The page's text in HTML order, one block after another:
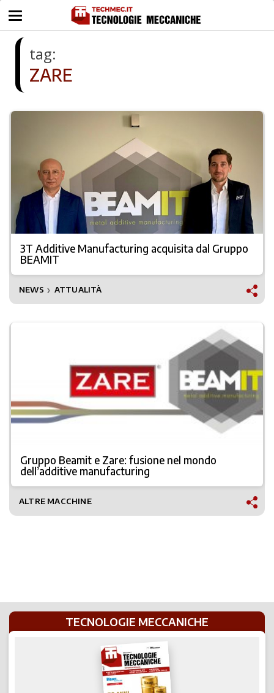
tag:
ZARE
3T Additive Manufacturing acquisita dal Gruppo
BEAMIT
NEWS ❯ ATTUALITÀ
Gruppo Beamit e Zare: fusione nel mondo
dell’additive manufacturing
ALTRE MACCHINE
TECNOLOGIE MECCANICHE